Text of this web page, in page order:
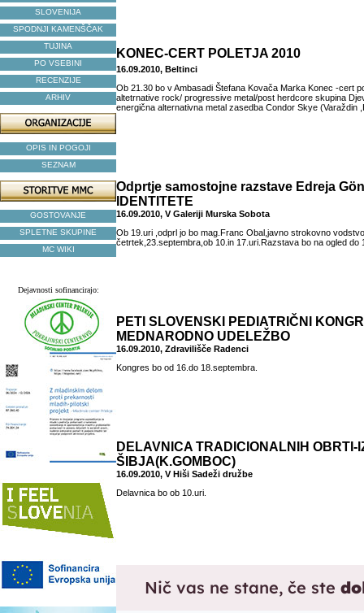
SLOVENIJA
SPODNJI KAMENŠČAK
TUJINA
PO VSEBINI
RECENZIJE
ARHIV
OPIS IN POGOJI
SEZNAM
GOSTOVANJE
SPLETNE SKUPINE
MC WIKI
Dejavnosti sofinancirajo:
KONEC-CERT POLETJA 2010
16.09.2010, Beltinci
Ob 21.30 bo v Ambasadi Štefana Kovača Marka Konec -cert
altetrnative rock/ progressive metal/post herdcore skupina
energična alternativna metal zasedba Condor Skye (Varaždin
Odprtje samostojne razstave Edreja
IDENTITETE
16.09.2010, V Galeriji Murska Sobota
Ob 19.uri ,odprl jo bo mag.Franc Obal,javno strokovno
četrtek,23.septembra,ob 10.in 17.uri.Razstava bo na ogled do
PETI SLOVENSKI PEDIATRIČNI
MEDNARODNO UDELEŽBO
16.09.2010, Zdravilišče Radenci
Kongres bo od 16.do 18.septembra.
DELAVNICA TRADICIONALNIH OBRTI-
ŠIBJA(K.GOMBOC)
16.09.2010, V Hiši Sadeži družbe
Delavnica bo ob 10.uri.